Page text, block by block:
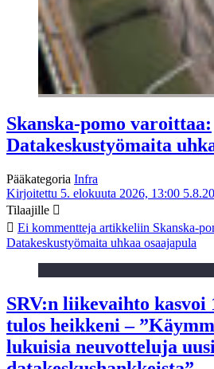
Skanska-pomo varoittaa:
Datakeskustyömaita
Pääkategoria Infra
Kirjoitettu 5. elokuuta 2026, 13:00
Tilaajille
Ei kommentteja artikkeliin Skanska-
Datakeskustyömaita uhkaa osaajapula
SRV:n liikevaihto kasvoi
tulos heikkeni –
lukuisia neuvotteluja